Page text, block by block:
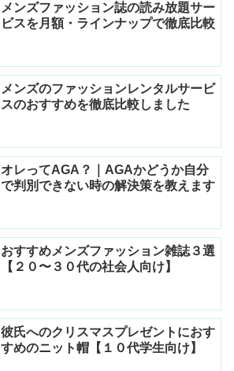
メンズファッション誌の読み放題サー
ビスを月額・ラインナップで徹底比較
メンズのファッションレンタルサービ
スのおすすめを徹底比較しました
オレってAGA？｜AGAかどうか自分
で判別できない時の解決策を教えます
おすすめメンズファッション雑誌３選
【２０〜３０代の社会人向け】
彼氏へのクリスマスプレゼントにおす
すめのニット帽【１０代学生向け】